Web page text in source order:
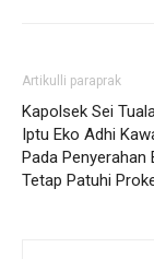
Artikulli paraprak
Kapolsek Sei
Iptu Eko Adhi
Pada Penyerahan
Tetap Patuhi